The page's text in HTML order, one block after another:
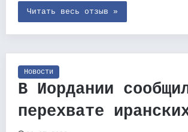
Читать весь отзыв »
Новости
В Иордании
перехвате